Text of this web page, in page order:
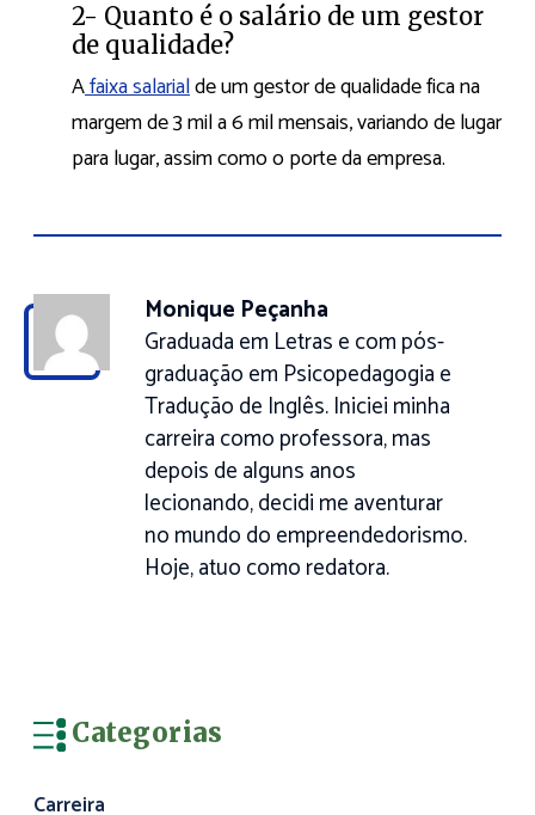
2- Quanto é o salário de um gestor
de qualidade?
Afaixa salarialde um gestor de qualidade fica na
margem de 3 mil a 6 mil mensais, variando de lugar
para lugar, assim como o porte da empresa.
Monique Peçanha
Graduada em Letras e com pós-
graduação em Psicopedagogia e
Tradução de Inglês. Iniciei minha
carreira como professora, mas
depois de alguns anos
lecionando, decidi me aventurar
no mundo do empreendedorismo.
Hoje, atuo como redatora.
Categorias
Carreira